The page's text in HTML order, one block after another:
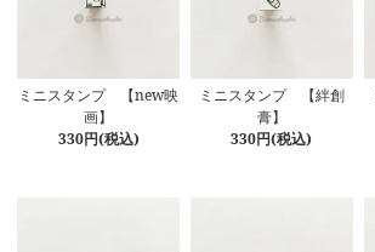
ミニスタンプ 【new映
画】
330円(税込)
ミニスタンプ 【絆創
膏】
330円(税込)